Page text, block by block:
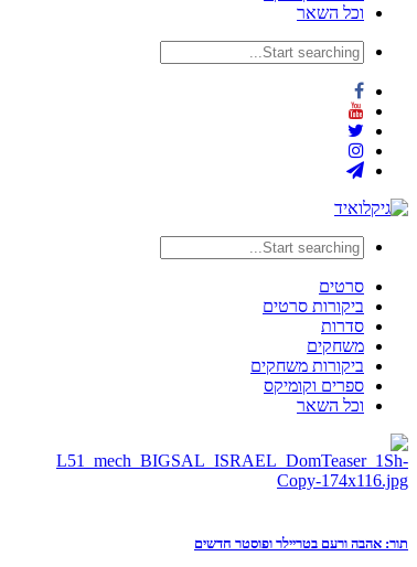
וכל השאר
סרטים
ביקורות סרטים
סדרות
משחקים
ביקורות משחקים
ספרים וקומיקס
וכל השאר
תור: אהבה ורעם בטריילר ופוסטר חדשים